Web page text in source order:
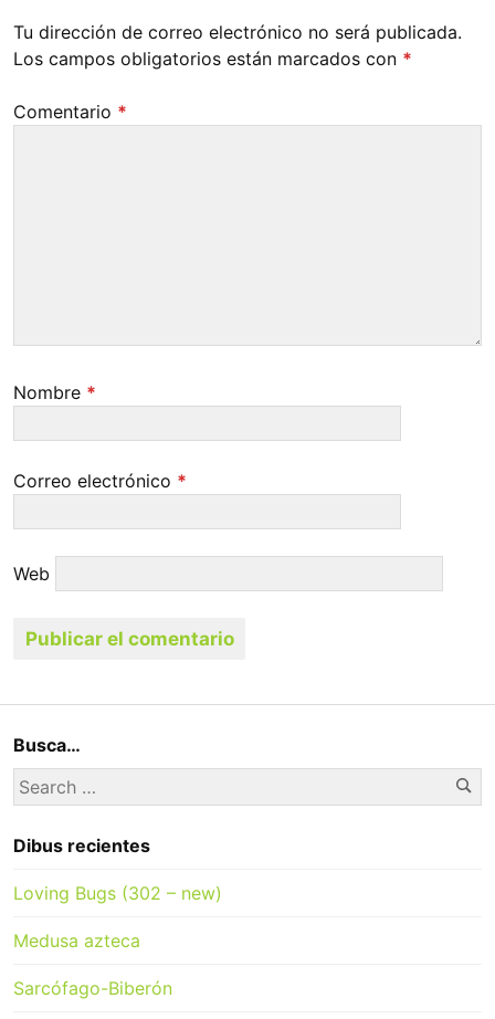
Tu dirección de correo electrónico no será publicada.
Los campos obligatorios están marcados con *
Comentario *
Nombre *
Correo electrónico *
Web
Busca…
Search
for:
Dibus recientes
Loving Bugs (302 – new)
Medusa azteca
Sarcófago-Biberón